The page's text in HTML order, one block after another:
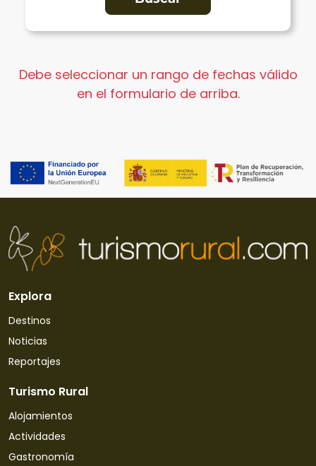
Debe seleccionar un rango de fechas válido
en el formulario de arriba.
Explora
Destinos
Noticias
Reportajes
Turismo Rural
Alojamientos
Actividades
Gastronomía